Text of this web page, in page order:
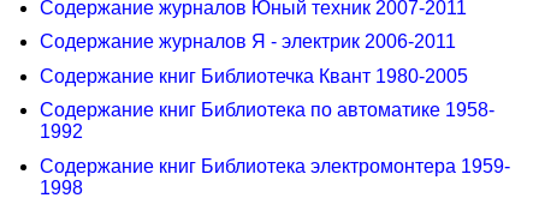
Содержание журналов Юный техник 2007-2011
Содержание журналов Я - электрик 2006-2011
Содержание книг Библиотечка Квант 1980-2005
Содержание книг Библиотека по автоматике 1958-
1992
Содержание книг Библиотека электромонтера 1959-
1998